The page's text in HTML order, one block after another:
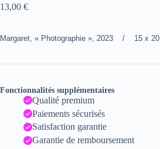
13,00 €
Margaret, « Photographie », 2023 / 15 x 20
Fonctionnalités supplémentaires
Qualité premium
Paiements sécurisés
Satisfaction garantie
Garantie de remboursement